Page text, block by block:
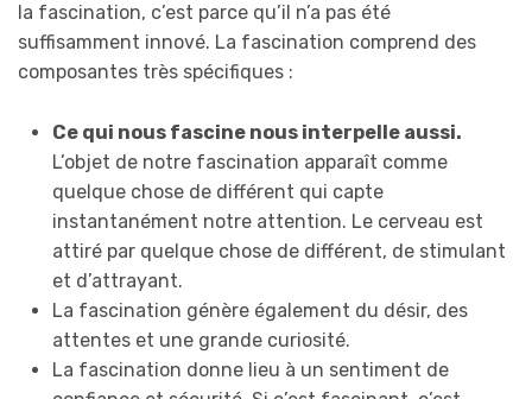
la fascination, c’est parce qu’il n’a pas été
suffisamment innové. La fascination comprend des
composantes très spécifiques :
Ce qui nous fascine nous interpelle aussi.
L’objet de notre fascination apparaît comme
quelque chose de différent qui capte
instantanément notre attention. Le cerveau est
attiré par quelque chose de différent, de stimulant
et d’attrayant.
La fascination génère également du désir, des
attentes et une grande curiosité.
La fascination donne lieu à un sentiment de